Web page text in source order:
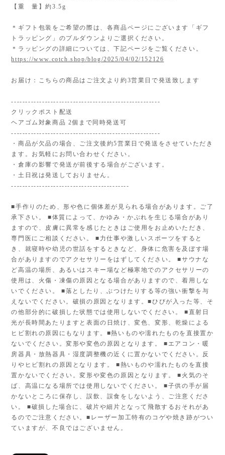
【重 量】約3.5g
＊ギフト包装をご希望の際は、各商品ページにございます「ギフ
トラッピング」のプルダウンよりご選択ください。
＊ラッピングの詳細については、下記ページをご覧ください。
https://www.cotch.shop/blog/2025/04/02/152126
お届け：こちらの商品はご注文より約3営業日で発送致します
-----------------------------------------------------
クリックポスト配送
ヘアゴム対象商品 2個まで同時発送可
-----------------------------------------------------
・商品が欠品の場合、ご注文後約5営業日で発送をさせていただき
ます。お気軽にお問い合わせください。
・倉庫の影響で発送が前後する場合がございます。
・土日祝は発送しておりません。
------------------------------------------
■手作りのため、形や色に個体差が見られる場合があります。ご了
承下さい。 ■体質によって、かゆみ・かぶれを生じる場合があり
ますので、皮膚に異常を感じたときはご使用をお止めいただき、
専門医にご相談ください。 ■力仕事や激しいスポーツをすると
き、就寝時や幼児の世話をするときなど、身体に危害を及ぼす場
合がありますのでアクセサリーをはずしてください。 ■サウナな
ど高温の場所、あるいはスキー場など極寒地でのアクセサリーの
使用は、火傷・凍傷の原因となる場合がありますので、着用しな
いでください。 ■落としたり、ぶつけたりする等の強い衝撃を与
えないでください。破損の原因となります。■ひびが入った等、そ
の他部分的に破損した状態では使用しないでください。 ■直射日
光が長時間あたりますと表面の日焼け、変色、変形、乾燥による
ヒビ割れの原因にもなります。■熱いものや濡れたものを直接置か
ないでください。変形や変色の原因となります。 ■エアコン・暖
房器具・放熱器具・湿度調整機の近くに置かないでください。反
りやヒビ割れの原因となります。 ■熱いものや濡れたものを直接
置かないでください。変形や変色の原因となります。 ■火気のそ
ば、高温になる場所では使用しないでください。 ■子供の手が届
かないところに保存し、誤飲、誤食をしないよう、ご注意くださ
い。 ■破損した場合に、破片や細片となって飛散するおそれがあ
るのでご注意ください。■レーザー加工特有のコゲや焼き跡がつい
ていますが、不良ではございません。